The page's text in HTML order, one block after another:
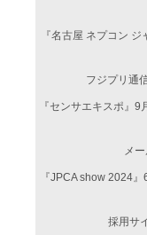
『名古屋 ネプコン
フジプリ通
『センサエキスポ』
メ
『JPCA show 2024
採用サ